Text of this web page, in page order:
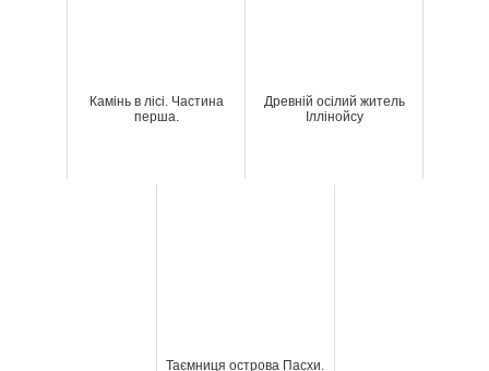
Камінь в лісі. Частина
перша.
Древній осілий житель
Іллінойсу
Таємниця острова Пасхи.